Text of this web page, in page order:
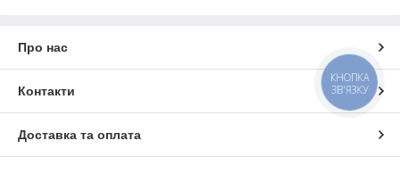
Про нас
Контакти
Доставка та оплата
КНОПКА
ЗВ'ЯЗКУ